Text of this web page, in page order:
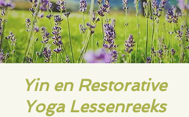
Yin en Restorative
Yoga Lessenreeks